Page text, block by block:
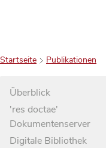
Startseite Publikationen
Überblick
'res doctae'
Dokumentenserver
Digitale Bibliothek